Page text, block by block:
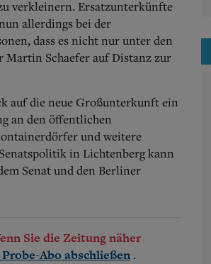
verkleinern. Ersatzunterkünfte
allerdings bei der
dass es nicht nur unter den
Martin Schaefer auf Distanz zur
auf die neue Großunterkunft ein
an den öffentlichen
und weitere
in Lichtenberg kann
Senat und den Berliner
Sie die Zeitung näher
Abo abschließen .